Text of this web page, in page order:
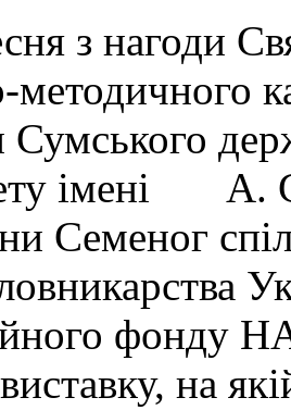
з нагоди
Сумського
імені А.
Семеног
фонду
на